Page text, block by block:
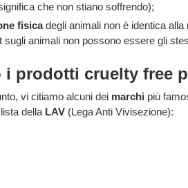
che non stiano soffrendo);
fisicadegli animali non è identica
sugli animali non possono essere gli
i prodotti cruelty free
vi citiamo alcuni dei marchi più
della LAV(Lega Anti Vivisezione):